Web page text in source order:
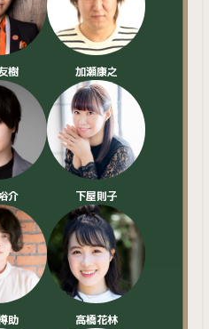
樹 加瀬康之
介 下屋則子
助 高橋花林